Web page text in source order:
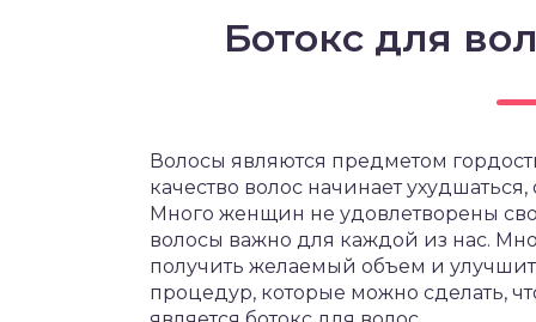
Ботокс для
Волосы являются предметом
качество волос начинает
Много женщин не удовлетворены
волосы важно для каждой из нас.
получить желаемый объем и
процедур, которые можно сделать,